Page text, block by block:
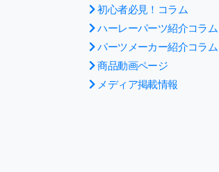
初心者必見！コラム
ハーレーパーツ紹介コラム
パーツメーカー紹介コラム
商品動画ページ
メディア掲載情報